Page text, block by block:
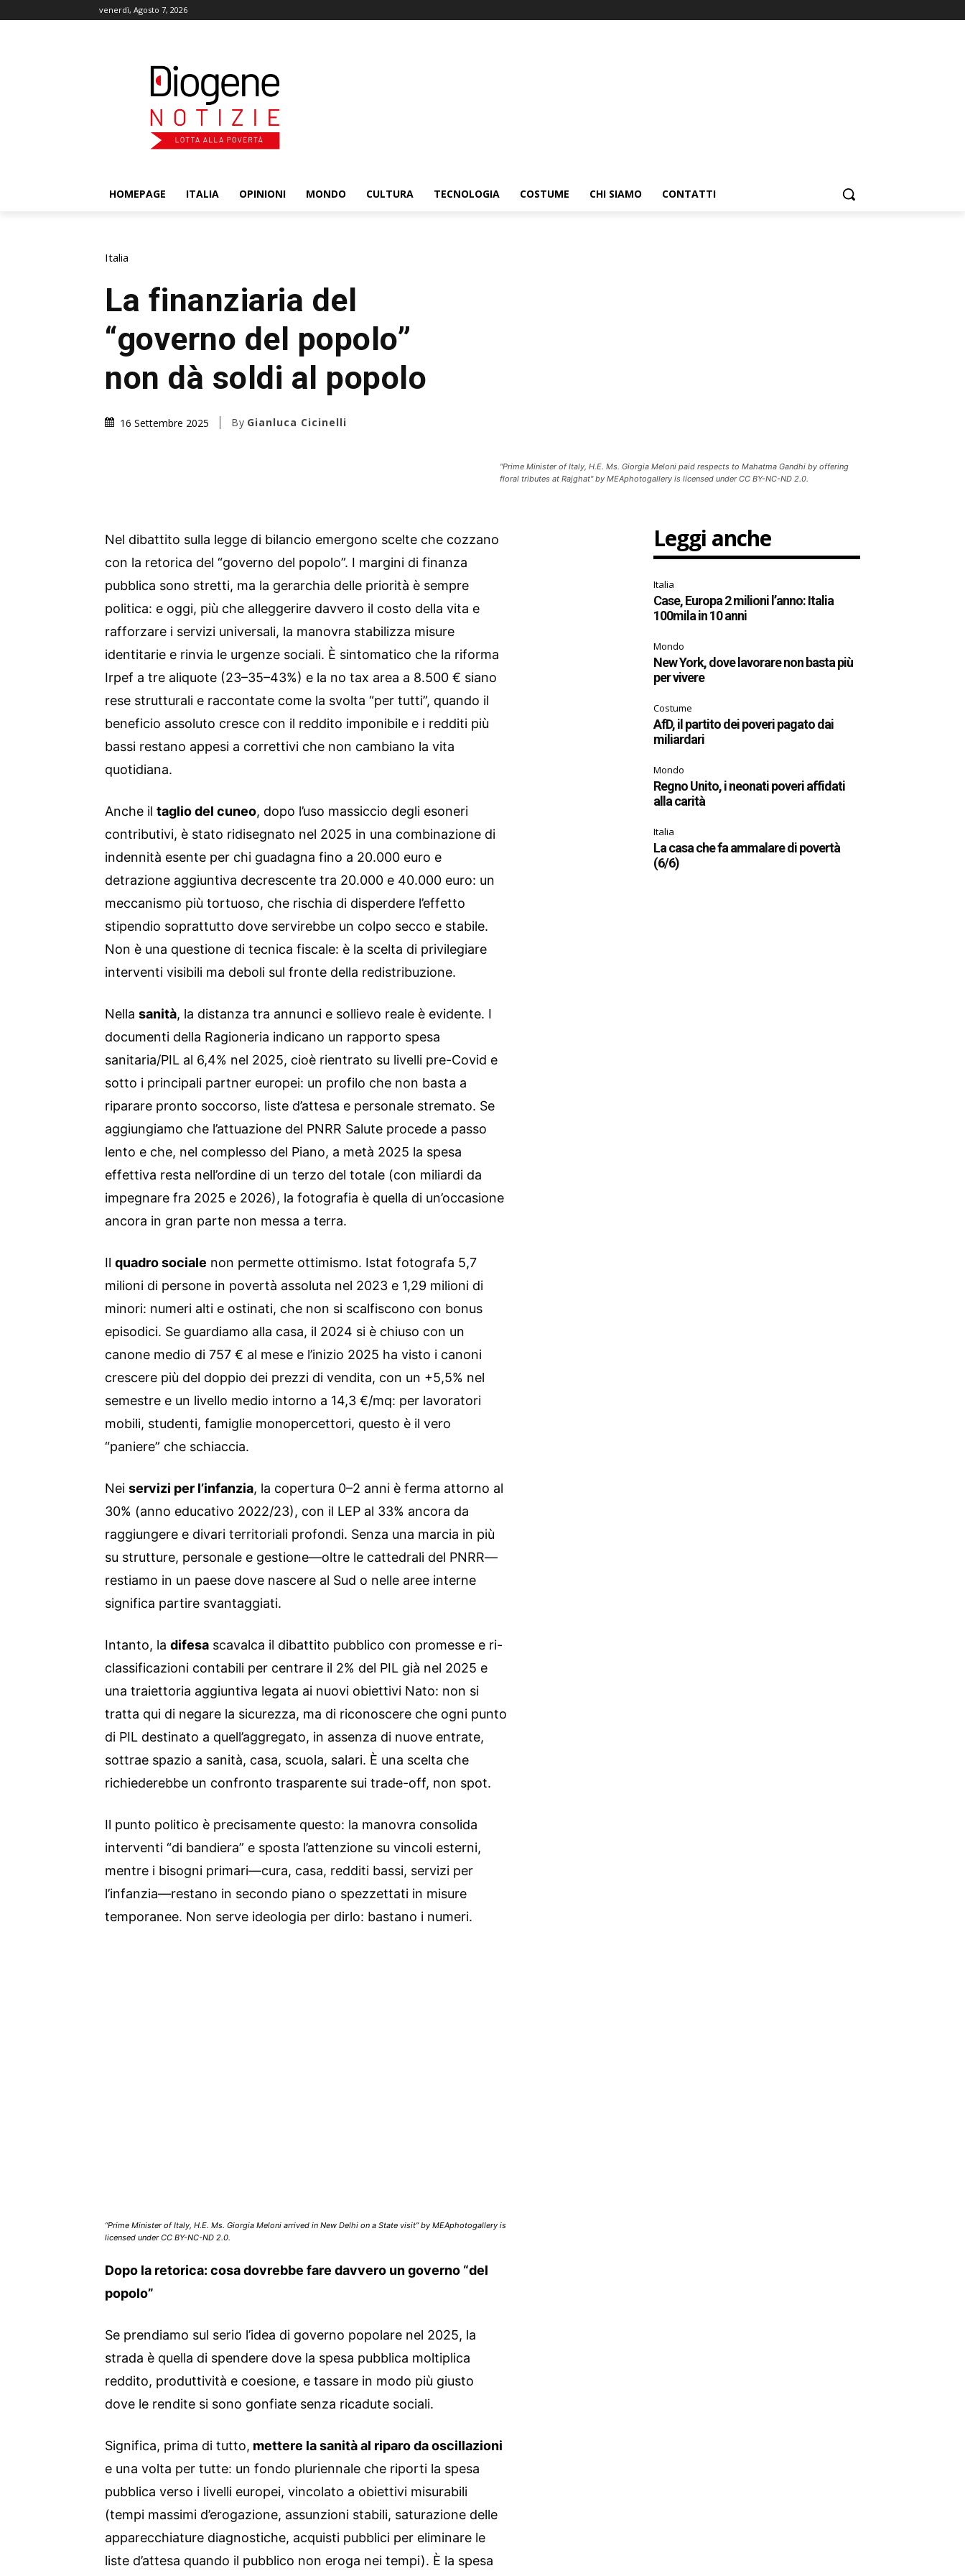
venerdì, Agosto 7, 2026
HOMEPAGE ITALIA OPINIONI MONDO CULTURA TECNOLOGIA COSTUME CHI SIAMO CONTATTI
Italia
La finanziaria del
“governo del popolo”
non dà soldi al popolo
16 Settembre 2025 By Gianluca Cicinelli
"Prime Minister of Italy, H.E. Ms. Giorgia Meloni paid respects to Mahatma Gandhi by offering
floral tributes at Rajghat" by MEAphotogallery is licensed under CC BY-NC-ND 2.0.
Nel dibattito sulla legge di bilancio emergono scelte che cozzano
con la retorica del “governo del popolo”. I margini di finanza
pubblica sono stretti, ma la gerarchia delle priorità è sempre
politica: e oggi, più che alleggerire davvero il costo della vita e
rafforzare i servizi universali, la manovra stabilizza misure
identitarie e rinvia le urgenze sociali. È sintomatico che la riforma
Irpef a tre aliquote (23–35–43%) e la no tax area a 8.500 € siano
rese strutturali e raccontate come la svolta “per tutti”, quando il
beneficio assoluto cresce con il reddito imponibile e i redditi più
bassi restano appesi a correttivi che non cambiano la vita
quotidiana.
Anche il taglio del cuneo, dopo l’uso massiccio degli esoneri
contributivi, è stato ridisegnato nel 2025 in una combinazione di
indennità esente per chi guadagna fino a 20.000 euro e
detrazione aggiuntiva decrescente tra 20.000 e 40.000 euro: un
meccanismo più tortuoso, che rischia di disperdere l’effetto
stipendio soprattutto dove servirebbe un colpo secco e stabile.
Non è una questione di tecnica fiscale: è la scelta di privilegiare
interventi visibili ma deboli sul fronte della redistribuzione.
Nella sanità, la distanza tra annunci e sollievo reale è evidente. I
documenti della Ragioneria indicano un rapporto spesa
sanitaria/PIL al 6,4% nel 2025, cioè rientrato su livelli pre-Covid e
sotto i principali partner europei: un profilo che non basta a
riparare pronto soccorso, liste d’attesa e personale stremato. Se
aggiungiamo che l’attuazione del PNRR Salute procede a passo
lento e che, nel complesso del Piano, a metà 2025 la spesa
effettiva resta nell’ordine di un terzo del totale (con miliardi da
impegnare fra 2025 e 2026), la fotografia è quella di un’occasione
ancora in gran parte non messa a terra.
Il quadro sociale non permette ottimismo. Istat fotografa 5,7
milioni di persone in povertà assoluta nel 2023 e 1,29 milioni di
minori: numeri alti e ostinati, che non si scalfiscono con bonus
episodici. Se guardiamo alla casa, il 2024 si è chiuso con un
canone medio di 757 € al mese e l’inizio 2025 ha visto i canoni
crescere più del doppio dei prezzi di vendita, con un +5,5% nel
semestre e un livello medio intorno a 14,3 €/mq: per lavoratori
mobili, studenti, famiglie monopercettori, questo è il vero
“paniere” che schiaccia.
Nei servizi per l’infanzia, la copertura 0–2 anni è ferma attorno al
30% (anno educativo 2022/23), con il LEP al 33% ancora da
raggiungere e divari territoriali profondi. Senza una marcia in più
su strutture, personale e gestione—oltre le cattedrali del PNRR—
restiamo in un paese dove nascere al Sud o nelle aree interne
significa partire svantaggiati.
Intanto, la difesa scavalca il dibattito pubblico con promesse e ri-
classificazioni contabili per centrare il 2% del PIL già nel 2025 e
una traiettoria aggiuntiva legata ai nuovi obiettivi Nato: non si
tratta qui di negare la sicurezza, ma di riconoscere che ogni punto
di PIL destinato a quell’aggregato, in assenza di nuove entrate,
sottrae spazio a sanità, casa, scuola, salari. È una scelta che
richiederebbe un confronto trasparente sui trade-off, non spot.
Il punto politico è precisamente questo: la manovra consolida
interventi “di bandiera” e sposta l’attenzione su vincoli esterni,
mentre i bisogni primari—cura, casa, redditi bassi, servizi per
l’infanzia—restano in secondo piano o spezzettati in misure
temporanee. Non serve ideologia per dirlo: bastano i numeri.
“Prime Minister of Italy, H.E. Ms. Giorgia Meloni arrived in New Delhi on a State visit” by MEAphotogallery is
licensed under CC BY-NC-ND 2.0.
Dopo la retorica: cosa dovrebbe fare davvero un governo “del
popolo”
Se prendiamo sul serio l’idea di governo popolare nel 2025, la
strada è quella di spendere dove la spesa pubblica moltiplica
reddito, produttività e coesione, e tassare in modo più giusto
dove le rendite si sono gonfiate senza ricadute sociali.
Significa, prima di tutto, mettere la sanità al riparo da oscillazioni
e una volta per tutte: un fondo pluriennale che riporti la spesa
pubblica verso i livelli europei, vincolato a obiettivi misurabili
(tempi massimi d’erogazione, assunzioni stabili, saturazione delle
apparecchiature diagnostiche, acquisti pubblici per eliminare le
liste d’attesa quando il pubblico non eroga nei tempi). È la spesa
Leggi anche
Italia
Case, Europa 2 milioni l’anno: Italia
100mila in 10 anni
Mondo
New York, dove lavorare non basta più
per vivere
Costume
AfD, il partito dei poveri pagato dai
miliardari
Mondo
Regno Unito, i neonati poveri affidati
alla carità
Italia
La casa che fa ammalare di povertà
(6/6)